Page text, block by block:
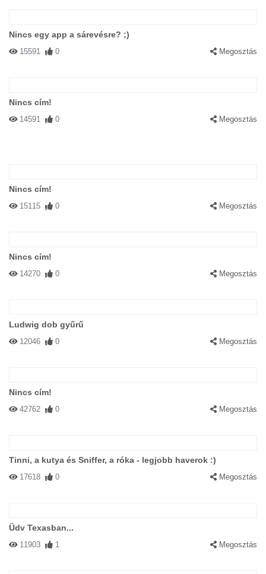
Nincs egy app a sárevésre? ;)
15591 0 Megosztás
Nincs cím!
14591 0 Megosztás
Nincs cím!
15115 0 Megosztás
Nincs cím!
14270 0 Megosztás
Ludwig dob gyűrű
12046 0 Megosztás
Nincs cím!
42762 0 Megosztás
Tinni, a kutya és Sniffer, a róka - legjobb haverok :)
17618 0 Megosztás
Üdv Texasban...
11903 1 Megosztás